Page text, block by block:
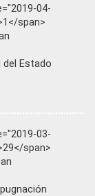
04-
span>
del Estado
03-
span>